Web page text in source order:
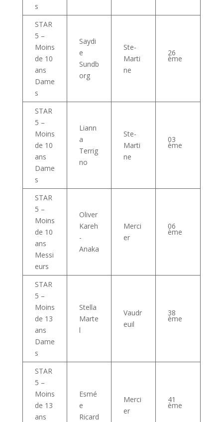
s
STAR
5 –
Moins
de 10
ans
Dame
s
Saydi
e
Sundb
org
Ste-
Marti
ne
26
ème
STAR
5 –
Moins
de 10
ans
Dame
s
Liann
a
Terrig
no
Ste-
Marti
ne
03
ème
STAR
5 –
Moins
de 10
ans
Messi
eurs
Oliver
Kareh
-
Anaka
Merci
er
06
ème
STAR
5 –
Moins
de 13
ans
Dame
s
Stella
Marte
l
Vaudr
euil
38
ème
STAR
5 –
Moins
de 13
ans
Esmé
e
Ricard
Merci
er
41
ème